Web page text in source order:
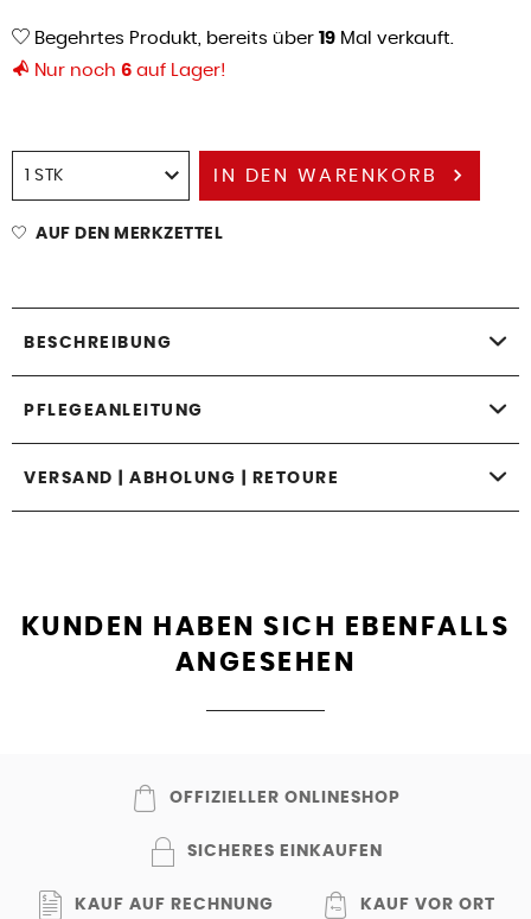
Begehrtes Produkt, bereits über 19 Mal verkauft.
Nur noch 6 auf Lager!
IN DEN WARENKORB
AUF DEN MERKZETTEL
BESCHREIBUNG
PFLEGEANLEITUNG
VERSAND | ABHOLUNG | RETOURE
KUNDEN HABEN SICH EBENFALLS
ANGESEHEN
OFFIZIELLER ONLINESHOP
SICHERES EINKAUFEN
KAUF AUF RECHNUNG KAUF VOR ORT